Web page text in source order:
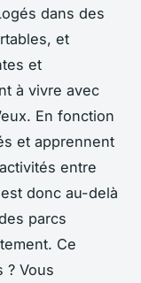
dans des
et
et
à vivre avec
En fonction
et apprennent
entre
donc au-delà
parcs
Ce
? Vous